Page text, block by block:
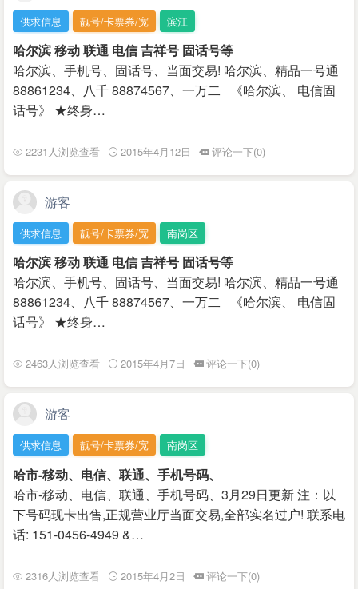
供求信息 靓号/卡票券/宽 滨江
哈尔滨 移动 联通 电信 吉祥号 固话号等
哈尔滨、手机号、固话号、当面交易! 哈尔滨、精品一号通
88861234、八千 88874567、一万二 《哈尔滨、 电信固
话号》 ★终身…
2231人浏览查看 2015年4月12日 评论一下(0)
游客
供求信息 靓号/卡票券/宽 南岗区
哈尔滨 移动 联通 电信 吉祥号 固话号等
哈尔滨、手机号、固话号、当面交易! 哈尔滨、精品一号通
88861234、八千 88874567、一万二 《哈尔滨、 电信固
话号》 ★终身…
2463人浏览查看 2015年4月7日 评论一下(0)
游客
供求信息 靓号/卡票券/宽 南岗区
哈市-移动、电信、联通、手机号码、
哈市-移动、电信、联通、手机号码、3月29日更新 注：以
下号码现卡出售,正规营业厅当面交易,全部实名过户! 联系电
话: 151-0456-4949 &…
2316人浏览查看 2015年4月2日 评论一下(0)